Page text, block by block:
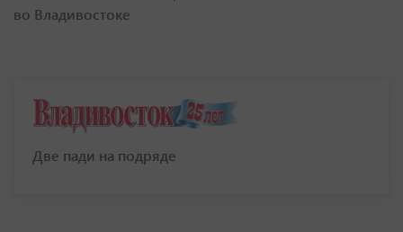
во Владивостоке
Две пади на подряде